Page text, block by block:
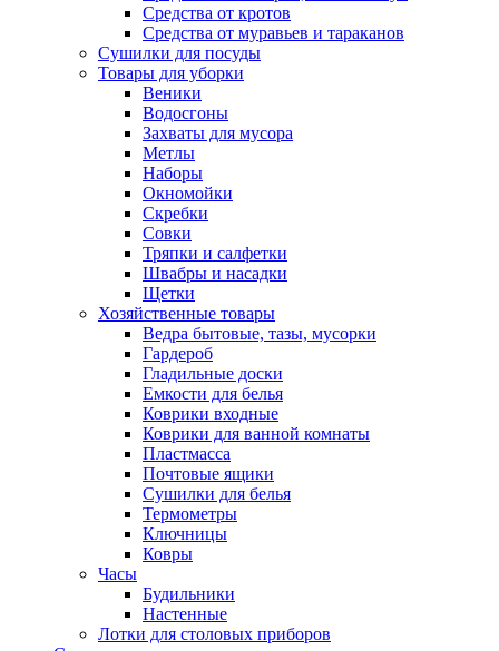
Средства от кротов
Средства от муравьев и тараканов
Сушилки для посуды
Товары для уборки
Веники
Водосгоны
Захваты для мусора
Метлы
Наборы
Окномойки
Скребки
Совки
Тряпки и салфетки
Швабры и насадки
Щетки
Хозяйственные товары
Ведра бытовые, тазы, мусорки
Гардероб
Гладильные доски
Емкости для белья
Коврики входные
Коврики для ванной комнаты
Пластмасса
Почтовые ящики
Сушилки для белья
Термометры
Ключницы
Ковры
Часы
Будильники
Настенные
Лотки для столовых приборов